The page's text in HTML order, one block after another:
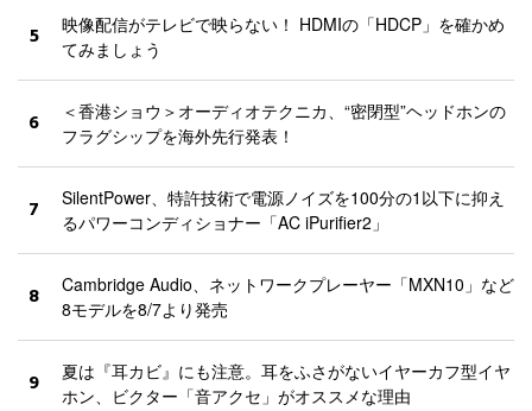
5
映像配信がテレビで映らない！ HDMIの「HDCP」を確かめ
てみましょう
6
＜香港ショウ＞オーディオテクニカ、“密閉型”ヘッドホンの
フラグシップを海外先行発表！
7
SilentPower、特許技術で電源ノイズを100分の1以下に抑え
るパワーコンディショナー「AC iPurifier2」
8
Cambridge Audio、ネットワークプレーヤー「MXN10」など
8モデルを8/7より発売
9
夏は『耳カビ』にも注意。耳をふさがないイヤーカフ型イヤ
ホン、ビクター「音アクセ」がオススメな理由